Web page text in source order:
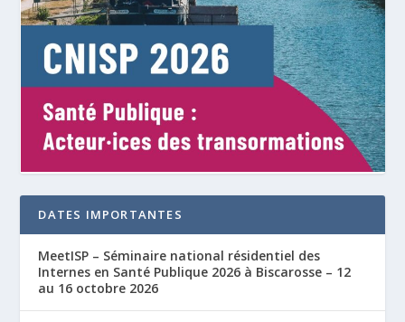
DATES IMPORTANTES
MeetISP – Séminaire national résidentiel des
Internes en Santé Publique 2026 à Biscarosse – 12
au 16 octobre 2026